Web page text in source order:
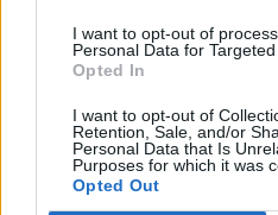
I want to opt-out of
Personal Data for Targeted
Opted In
I want to opt-out of
Retention, Sale, and/or
Personal Data that Is
Purposes for which it was
Opted Out
Ukrainos politikoje: jis yra
Laidos | Nauja diena
Sinoptikai atsakė, kokiais
savaitę: karščiai atsitrauks